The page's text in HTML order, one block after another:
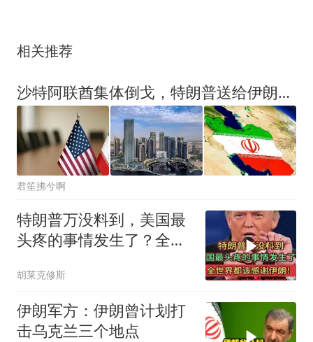
相关推荐
沙特阿联酋集体倒戈，特朗普送给伊朗最高领袖一句话，伊危险了
君笙拂兮啊
特朗普万没料到，美国最
头疼的事情发生了？全世
胡莱克修斯
伊朗军方：伊朗曾计划打
击乌克兰三个地点